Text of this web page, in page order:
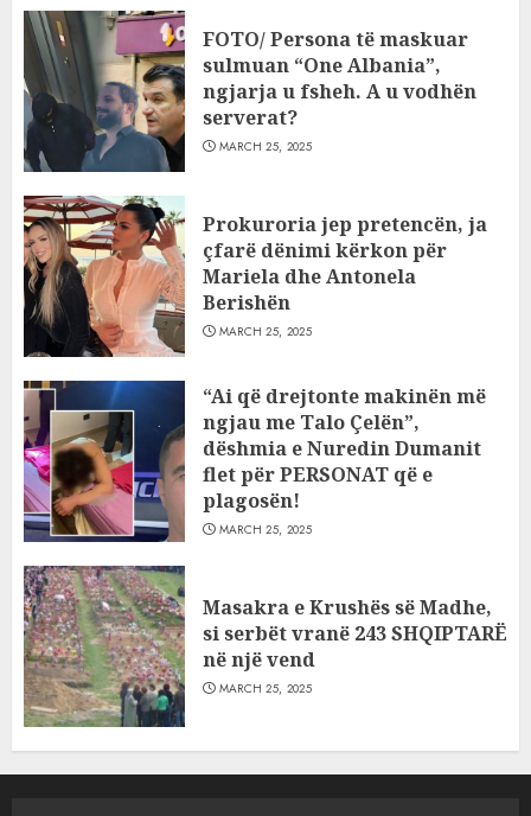
FOTO/ Persona të maskuar
sulmuan “One Albania”,
ngjarja u fsheh. A u vodhën
serverat?
MARCH 25, 2025
Prokuroria jep pretencën, ja
çfarë dënimi kërkon për
Mariela dhe Antonela
Berishën
MARCH 25, 2025
“Ai që drejtonte makinën më
ngjau me Talo Çelën”,
dëshmia e Nuredin Dumanit
flet për PERSONAT që e
plagosën!
MARCH 25, 2025
Masakra e Krushës së Madhe,
si serbët vranë 243 SHQIPTARË
në një vend
MARCH 25, 2025